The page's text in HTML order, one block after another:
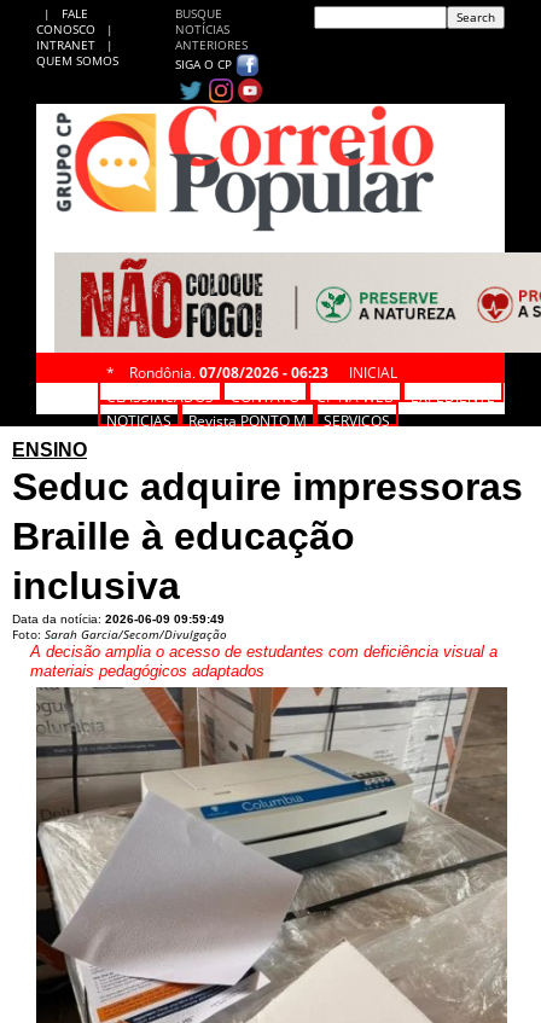
|
FALE
CONOSCO
|
INTRANET
|
QUEM SOMOS
BUSQUE
NOTÍCIAS
ANTERIORES
SIGA O CP
* Rondônia, 07/08/2026 - 06:23
INICIAL
CLASSIFICADOS
CONTATO CP NA WEB
EXPEDIENTE
NOTÍCIAS
Revista PONTO M
SERVIÇOS
ENSINO
Seduc adquire impressoras
Braille à educação
inclusiva
Data da notícia: 2026-06-09 09:59:49
Foto: Sarah Garcia/Secom/Divulgação
A decisão amplia o acesso de estudantes com deficiência visual a
materiais pedagógicos adaptados